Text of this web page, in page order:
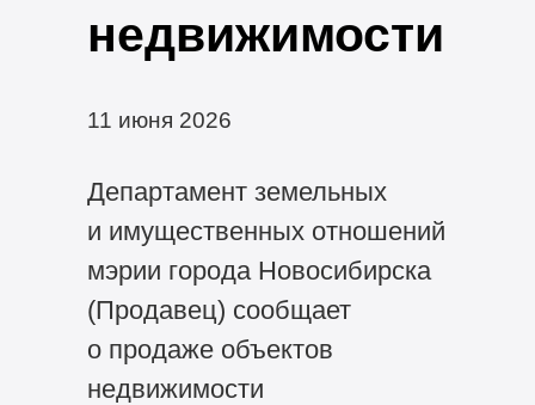
недвижимости
11 июня 2026
Департамент земельных
и имущественных отношений
мэрии города Новосибирска
(Продавец) сообщает
о продаже объектов
недвижимости